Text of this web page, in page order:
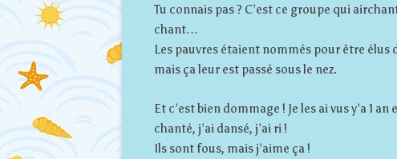
Tu connais pas ? C’est ce groupe qui
chant…
Les pauvres étaient nommés pour être
mais ça leur est passé sous le nez.
Et c’est bien dommage ! Je les ai vus y’a 1
chanté, j’ai dansé, j’ai ri !
Ils sont fous, mais j’aime ça !